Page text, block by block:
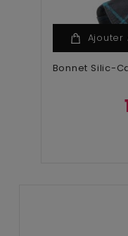
Ajouter
Bonnet Silic-